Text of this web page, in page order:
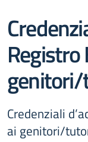
Credenziali
ai genitori/